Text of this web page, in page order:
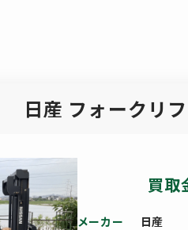
日産 フォークリ
買取
メーカー 日産